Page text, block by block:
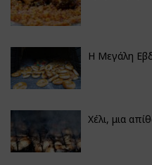
Η Μεγάλη
Χέλι, μια